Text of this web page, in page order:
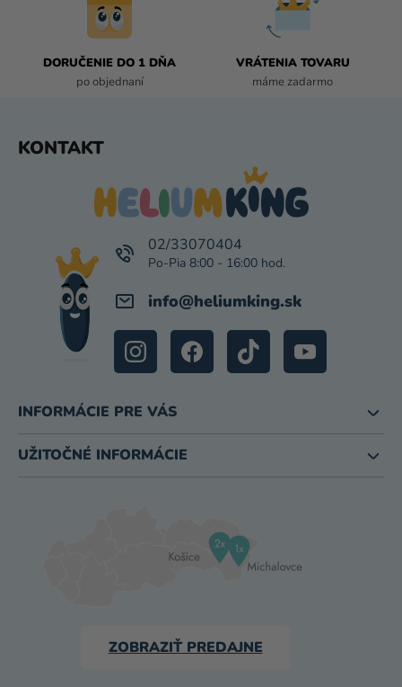
DORUČENIE DO 1 DŇA
po objednaní
VRÁTENIA TOVARU
máme zadarmo
KONTAKT
info@heliumking.sk
02/33070404
INFORMÁCIE PRE VÁS
UŽITOČNÉ INFORMÁCIE
ZOBRAZIŤ PREDAJNE